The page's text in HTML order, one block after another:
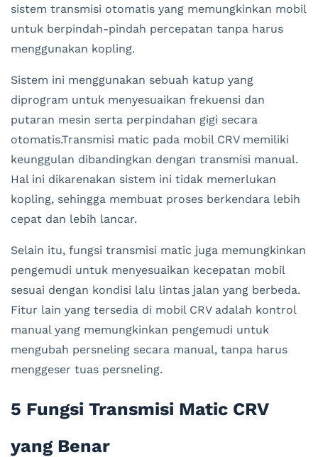
sistem transmisi otomatis yang memungkinkan mobil
untuk berpindah-pindah percepatan tanpa harus
menggunakan kopling.
Sistem ini menggunakan sebuah katup yang
diprogram untuk menyesuaikan frekuensi dan
putaran mesin serta perpindahan gigi secara
otomatis.Transmisi matic pada mobil CRV memiliki
keunggulan dibandingkan dengan transmisi manual.
Hal ini dikarenakan sistem ini tidak memerlukan
kopling, sehingga membuat proses berkendara lebih
cepat dan lebih lancar.
Selain itu, fungsi transmisi matic juga memungkinkan
pengemudi untuk menyesuaikan kecepatan mobil
sesuai dengan kondisi lalu lintas jalan yang berbeda.
Fitur lain yang tersedia di mobil CRV adalah kontrol
manual yang memungkinkan pengemudi untuk
mengubah persneling secara manual, tanpa harus
menggeser tuas persneling.
5 Fungsi Transmisi Matic CRV
yang Benar